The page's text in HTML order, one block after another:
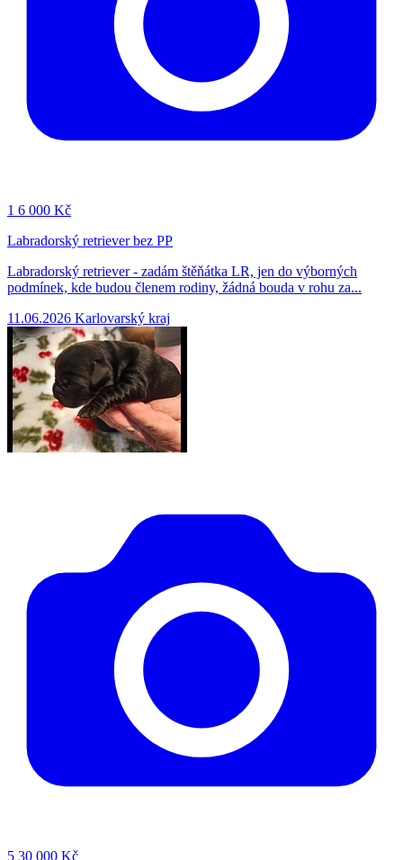
1 6 000 Kč
Labradorský retriever bez PP
Labradorský retriever - zadám štěňátka LR, jen do výborných
podmínek, kde budou členem rodiny, žádná bouda v rohu za...
11.06.2026 Karlovarský kraj
5 30 000 Kč